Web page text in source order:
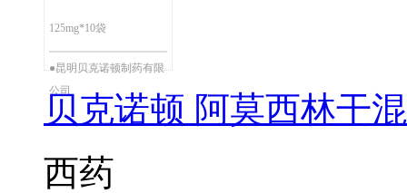
125mg*10袋
●昆明贝克诺顿制药有限
公司
贝克诺顿 阿莫西林干
西药